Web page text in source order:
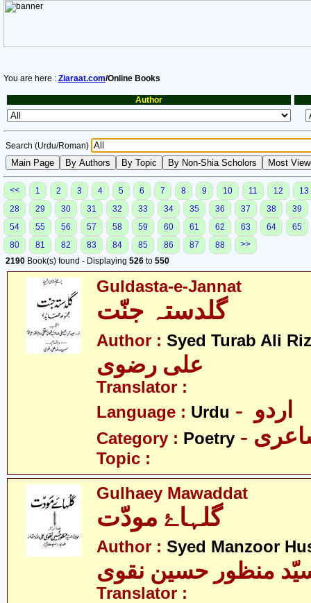
You are here : Ziaraat.com/Online Books
Author
Search (Urdu/Roman)
<< 1 2 3 4 5 6 7 8 9 10 11 12
13
28
29 30 31 32 33 34 35 36 37 38
39
54
55 56 57 58 59 60 61 62 63 64
65
80
81 82 83 84 85 86 87 88
>>
2190 Book(s) found - Displaying 526 to 550
Guldasta-e-Jannat
گلدستہ جنّت
Author : Syed Turab Ali
علی رضوی
Translator :
Language : Urdu
Category : Poetry
Topic :
Gulhaey Mawaddat
گلہاۓ مودّت
Author : Syed Manzoor
منظور حسین نقوی
Translator :